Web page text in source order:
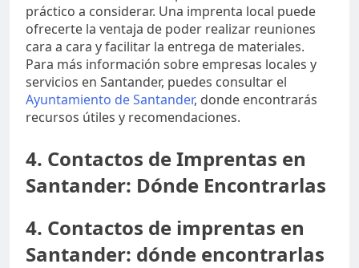
práctico a considerar. Una imprenta local puede
ofrecerte la ventaja de poder realizar reuniones
cara a cara y facilitar la entrega de materiales.
Para más información sobre empresas locales y
servicios en Santander, puedes consultar el
Ayuntamiento de Santander, donde encontrarás
recursos útiles y recomendaciones.
4. Contactos de Imprentas en
Santander: Dónde Encontrarlas
4. Contactos de imprentas en
Santander: dónde encontrarlas